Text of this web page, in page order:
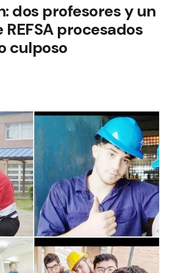
dos profesores y un
procesados
culposo